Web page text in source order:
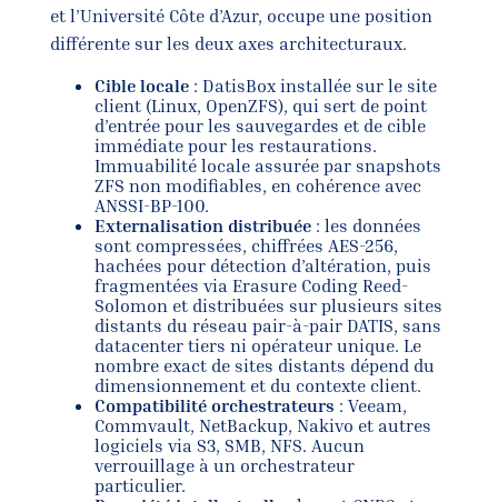
et l’Université Côte d’Azur, occupe une position
différente sur les deux axes architecturaux.
Cible locale: DatisBox installée sur le site
client (Linux, OpenZFS), qui sert de point
d’entrée pour les sauvegardes et de cible
immédiate pour les restaurations.
Immuabilité locale assurée par snapshots
ZFS non modifiables, en cohérence avec
ANSSI-BP-100.
Externalisation distribuée: les données
sont compressées, chiffrées AES-256,
hachées pour détection d’altération, puis
fragmentées via Erasure Coding Reed-
Solomon et distribuées sur plusieurs sites
distants du réseau pair-à-pair DATIS, sans
datacenter tiers ni opérateur unique. Le
nombre exact de sites distants dépend du
dimensionnement et du contexte client.
Compatibilité orchestrateurs : Veeam,
Commvault, NetBackup, Nakivo et autres
logiciels via S3, SMB, NFS. Aucun
verrouillage à un orchestrateur
particulier.